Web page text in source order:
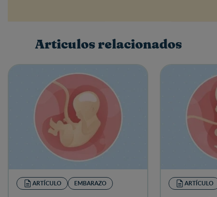
Escribe una reseña
Articulos relacionados
ARTÍCULO EMBARAZO ARTÍCULO